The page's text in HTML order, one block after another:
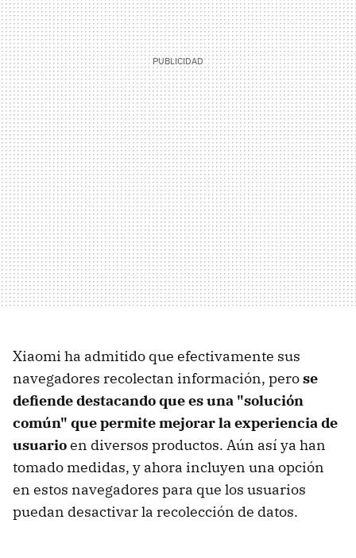
Xiaomi ha admitido que efectivamente sus
navegadores recolectan información, perose
defiende destacando que es una "solución
común" que permite mejorar la experiencia de
usuarioen diversos productos. Aún así ya han
tomado medidas, y ahora incluyen una opción
en estos navegadores para que los usuarios
puedan desactivar la recolección de datos.